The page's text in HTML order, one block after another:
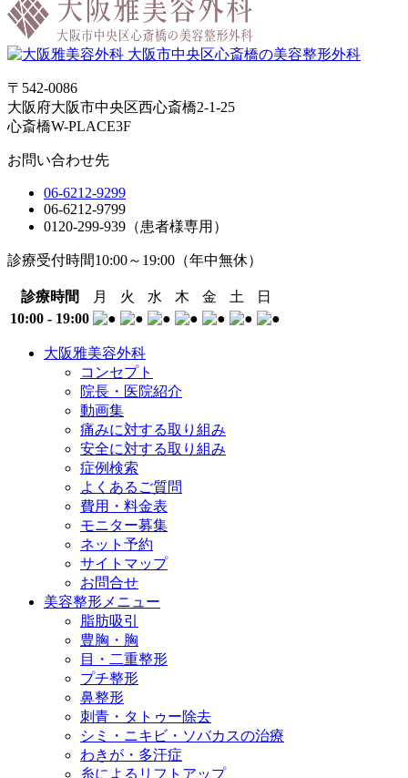
〒542-0086
大阪府大阪市中央区西心斎橋2-1-25
心斎橋W-PLACE3F
お問い合わせ先
06-6212-9299
06-6212-9799
0120-299-939（患者様専用）
診療受付時間10:00～19:00 （年中無休）
診療時間 月 火 水 木 金 土
日
10:00 - 19:00
大阪雅美容外科
コンセプト
院長・医院紹介
動画集
痛みに対する取り組み
安全に対する取り組み
症例検索
よくあるご質問
費用・料金表
モニター募集
ネット予約
サイトマップ
お問合せ
美容整形メニュー
脂肪吸引
豊胸・胸
目・二重整形
プチ整形
鼻整形
刺青・タトゥー除去
シミ・ニキビ・ソバカスの治療
わきが・多汗症
糸によるリフトアップ